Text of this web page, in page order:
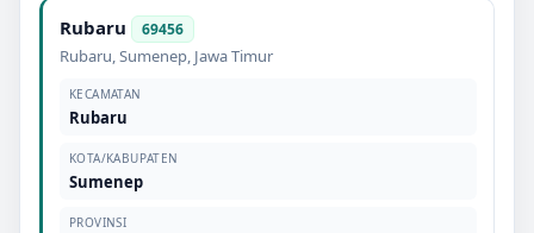
Rubaru 69456
Rubaru,Sumenep, Jawa Timur
KECAMATAN
Rubaru
KOTA/KABUPATEN
Sumenep
PROVINSI